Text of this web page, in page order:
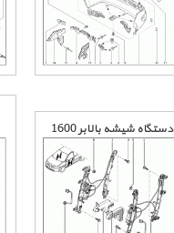
دستگاه شیشه بالابر 1600